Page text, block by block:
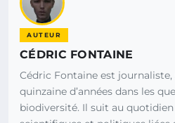
AUTEUR
CÉDRIC FONTAINE
Cédric Fontaine est
quinzaine d’années dans les
biodiversité. Il suit au